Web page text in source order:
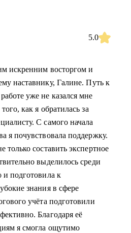
5.0
искренним восторгом и
наставнику, Галине. Путь к
уже не казался мне
как я обратилась за
С самого начала
я почувствовала поддержку.
только составить экспертное
выделилось среди
и подготовила к
знания в сфере
учёта подготовили
Благодаря её
я смогла ощутимо